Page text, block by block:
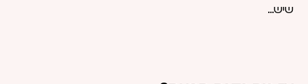
שיש…